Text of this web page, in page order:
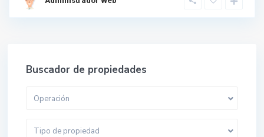
Buscador de propiedades
Operación
Tipo de propiedad